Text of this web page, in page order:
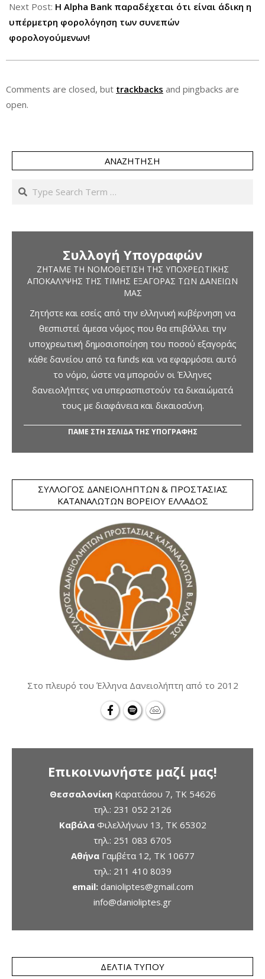
Next Post: H Alpha Bank παραδέχεται ότι είναι άδικη η
υπέρμετρη φορολόγηση των συνεπών
φορολογούμενων!
Comments are closed, but trackbacks and pingbacks are
open.
ΑΝΑΖΉΤΗΣΗ
Search
Συλλογή Υπογραφών
ΖΗΤΆΜΕ ΤΗ ΝΟΜΟΘΈΤΙΣΗ ΤΗΣ ΥΠΟΧΡΕΩΤΙΚΉΣ
ΑΠΟΚΆΛΥΨΗΣ ΤΗΣ ΤΙΜΉΣ ΕΞΑΓΟΡΆΣ ΤΩΝ ΔΑΝΕΊΩΝ
ΜΑΣ
Ζητήστε και εσείς από την ελληνική κυβέρνηση να
θεσπιστεί άμεσα νόμος που θα επιβάλλει την
υποχρεωτική δημοσιοποίηση του ποσού εξαγοράς
κάθε δανείου από τα funds και να εφαρμόσει αυτό
το νόμο, ώστε να μπορούν οι Έλληνες
δανειολήπτες να υπερασπιστούν τα δικαιώματά
τους με διαφάνεια και δικαιοσύνη.
ΠΑΜΕ ΣΤΗ ΣΕΛΙΔΑ ΤΗΣ ΥΠΟΓΡΑΦΗΣ
ΣΎΛΛΟΓΟΣ ΔΑΝΕΙΟΛΗΠΤΏΝ & ΠΡΟΣΤΑΣΊΑΣ
ΚΑΤΑΝΑΛΩΤΏΝ ΒΟΡΕΊΟΥ ΕΛΛΆΔΟΣ
Στο πλευρό του Έλληνα Δανειολήπτη από το 2012
Επικοινωνήστε μαζί μας!
ΘεσσαλονίκηΚαρατάσου 7, TK 54626
τηλ.: 231 052 2126
ΚαβάλαΦιλελλήνων 13, ΤΚ 65302
τηλ.: 251 083 6705
ΑθήναΓαμβέτα 12, ΤΚ 10677
τηλ.: 211 410 8039
email: danioliptes@gmail.com
info@danioliptes.gr
ΔΕΛΤΊΑ ΤΎΠΟΥ